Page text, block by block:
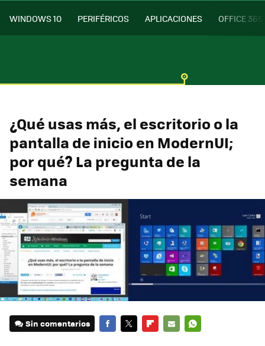
WINDOWS 10 PERIFÉRICOS APLICACIONES OFFICE 365
¿Qué usas más, el escritorio o la
pantalla de inicio en ModernUI;
por qué? La pregunta de la
semana
Sin comentarios